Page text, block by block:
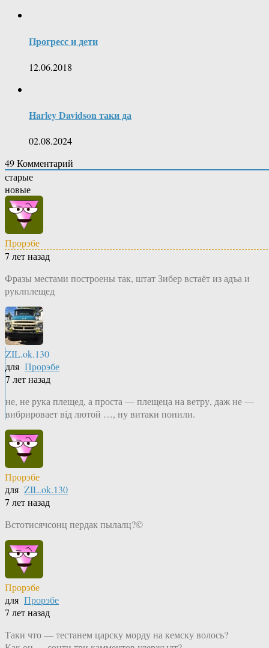
Прогресс и дети
12.06.2018
Harley Davidson таки да
02.08.2024
49Комментарий
старые
новые
Прорэбе
7 лет назад
Фразы местами построены так, штат Зибер встаёт из адъа и
руклплещед
ZIL.ok.130
для Прорэбе
7 лет назад
не, не рука плещед, а проста — плещеца на ветру, даж не —
вибрировает вiд лютой …, ну витаки понили.
Прорэбе
для ZIL.ok.130
7 лет назад
Встотисячсонц пердак пылалц?©
Прорэбе
для Прорэбе
7 лет назад
Таки что — тестанем царску морду на кемску волось?